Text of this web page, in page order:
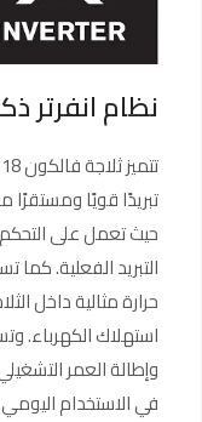
نظام انفرتر
تبريدًا قويًا ومستقرًا
حيث تعمل على
التبريد الفعلية.
حرارة مثالية داخل
استهلاك الكهرباء.
وإطالة العمر
في الاستخدام